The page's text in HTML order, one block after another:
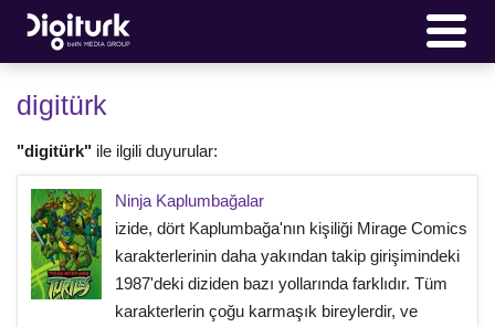
digitürk
"digitürk" ile ilgili duyurular:
Ninja Kaplumbağalar
izide, dört Kaplumbağa'nın kişiliği Mirage Comics
karakterlerinin daha yakından takip girişimindeki
1987'deki diziden bazı yollarında farklıdır. Tüm
karakterlerin çoğu karmaşık bireylerdir, ve